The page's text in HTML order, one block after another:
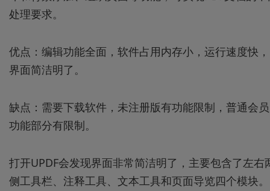
处理要求。
优点：编辑功能全面，软件占用内存小，运行速度快，
界面简洁明了。
缺点：需要下载软件，未注册版有功能限制，普通会员
功能部分有限制。
打开UPDF会发现界面非常简洁明了，主要包含了左右
侧工具栏、注释工具、文本工具和页面导览四个模块。